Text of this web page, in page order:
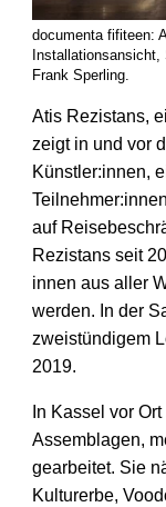
documenta fifiteen:
Frank Sperling.
Atis Rezistans,
zeigt in und vor
Künstler:­innen,
auf
Rezistans seit
innen aus aller
werden. In der
zwei­stündigem
2019.
In Kassel vor
Assem­blagen,
gearbeitet. Sie
Kultur­erbe,